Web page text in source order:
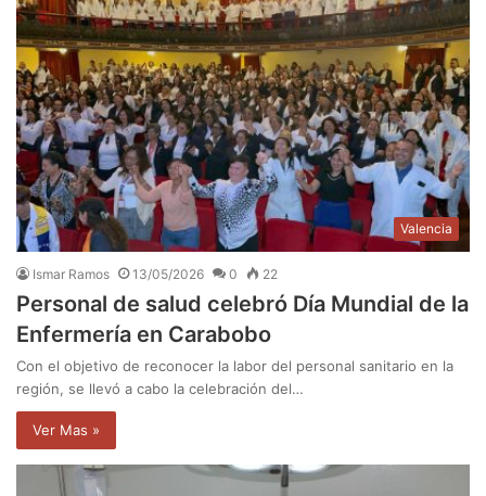
Valencia
Ismar Ramos 13/05/2026 0 22
Personal de salud celebró Día Mundial de la
Enfermería en Carabobo
Con el objetivo de reconocer la labor del personal sanitario en la
región, se llevó a cabo la celebración del…
Ver Mas »